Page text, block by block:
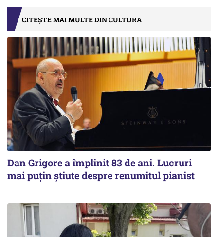
CITEȘTE MAI MULTE DIN CULTURA
Dan Grigore a împlinit 83 de ani. Lucruri
mai puțin știute despre renumitul pianist